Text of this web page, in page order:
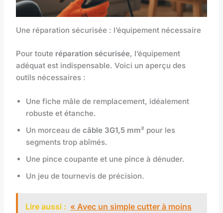
Une réparation sécurisée : l’équipement nécessaire
Pour toute réparation sécurisée, l’équipement
adéquat est indispensable. Voici un aperçu des
outils nécessaires :
Une fiche mâle de remplacement, idéalement
robuste et étanche.
Un morceau decâble 3G1,5 mm² pour les
segments trop abîmés.
Une pince coupante et une pince à dénuder.
Un jeu de tournevis de précision.
Lire aussi : « Avec un simple cutter à moins